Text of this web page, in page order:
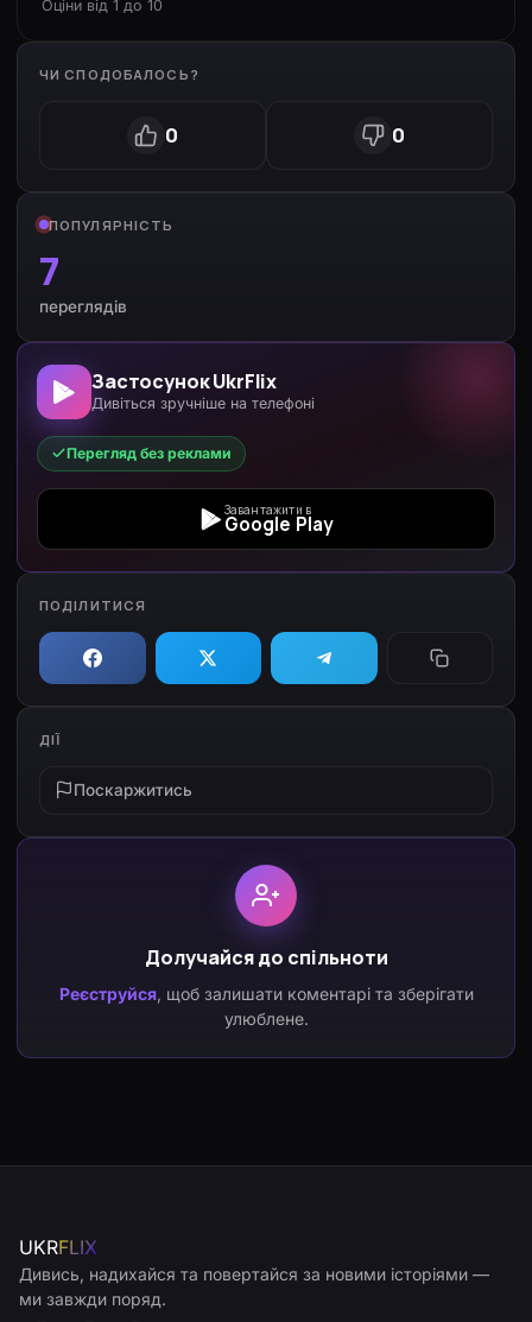
Оціни від 1 до 10
ЧИ СПОДОБАЛОСЬ?
0 0
ПОПУЛЯРНІСТЬ
7
переглядів
Застосунок UkrFlix
Дивіться зручніше на телефоні
Перегляд без реклами
Завантажити в
Google Play
ПОДІЛИТИСЯ
ДІЇ
Поскаржитись
Долучайся до спільноти
Реєструйся, щоб залишати коментарі та зберігати
улюблене.
UKRFLIX
Дивись, надихайся та повертайся за новими історіями —
ми завжди поряд.